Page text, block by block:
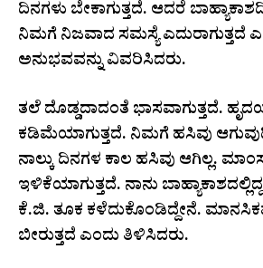
ದಿನಗಳು ಬೇಕಾಗುತ್ತದೆ. ಆದರೆ
ನಿಮಗೆ ನಿಜವಾದ ಸಮಸ್ಯೆ ಎದುರಾಗುತ್ತದೆ
ಅನುಭವವನ್ನು ವಿವರಿಸಿದರು.
ತಲೆ ದೊಡ್ಡದಾದಂತೆ ಭಾಸವಾಗುತ್ತದೆ.
ಕಡಿಮೆಯಾಗುತ್ತದೆ. ನಿಮಗೆ ಹಸಿವು
ನಾಲ್ಕು ದಿನಗಳ ಕಾಲ ಹಸಿವು ಆಗಿಲ್ಲ.
ಇಳಿಕೆಯಾಗುತ್ತದೆ.‌ ನಾನು
ಕೆ.ಜಿ. ತೂಕ ಕಳೆದುಕೊಂಡಿದ್ದೇನೆ.
ಬೀರುತ್ತದೆ ಎಂದು ತಿಳಿಸಿದರು.